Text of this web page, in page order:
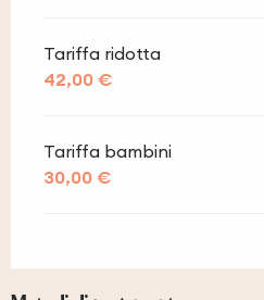
Tariffa ridotta
42,00 €
Tariffa bambini
30,00 €